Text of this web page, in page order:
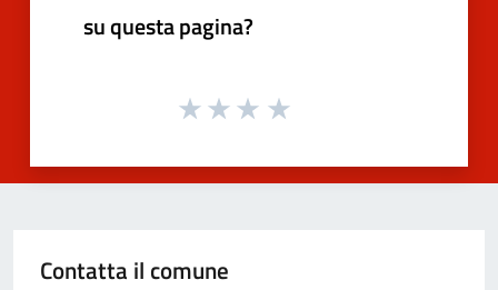
su questa pagina?
Contatta il comune